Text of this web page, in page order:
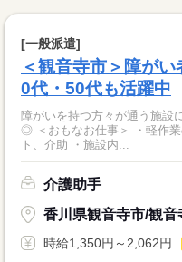
[一般派遣]
＜観音寺市＞障が
0代・50代も活躍中
障がいを持つ方々が通う施設
◎ ＜おもなお仕事＞ ・軽作業の見守り ・必要に応じた生活サポー
ト、介助 ・施設内...
介護助手
香川県観音寺市/観音
時給1,350円～2,062円